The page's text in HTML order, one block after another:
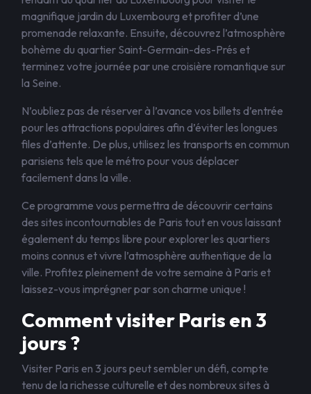
magnifique jardin du Luxembourg et profiter d’une
promenade relaxante. Ensuite, découvrez l’atmosphère
bohème du quartier Saint-Germain-des-Prés et
terminez votre journée par une croisière romantique sur
la Seine.
N’oubliez pas de réserver à l’avance vos billets d’entrée
pour les attractions populaires afin d’éviter les longues
files d’attente. De plus, utilisez les transports en commun
parisiens tels que le métro pour vous déplacer
facilement dans la ville.
Ce programme vous permettra de découvrir certains
des sites incontournables de Paris tout en vous laissant
également du temps libre pour explorer les quartiers
moins connus et vivre l’atmosphère authentique de la
ville. Profitez pleinement de votre semaine à Paris et
laissez-vous imprégner par son charme unique !
Comment visiter Paris en 3
jours ?
Visiter Paris en 3 jours peut sembler un défi, compte
tenu de la richesse culturelle et des nombreux sites à